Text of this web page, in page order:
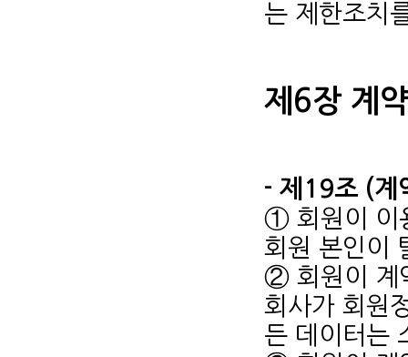
는 제한조치
제6장 계
- 제19조 (계
① 회원이 이
회원 본인이
② 회원이 계
회사가 회원
든 데이터는